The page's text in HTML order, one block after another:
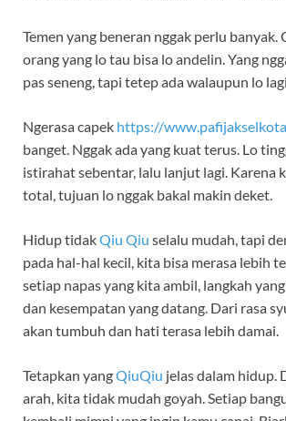
Temen yang beneran nggak perlu banyak.
orang yang lo tau bisa lo andelin. Yang
pas seneng, tapi tetep ada walaupun lo
Ngerasa capek https://
banget. Nggak ada yang kuat terus. Lo
istirahat sebentar, lalu lanjut lagi. Karena
total, tujuan lo nggak bakal makin deket.
Hidup tidakQiu Qiu selalu mudah, tapi
pada hal-hal kecil, kita bisa merasa lebih
setiap napas yang kita ambil, langkah
dan kesempatan yang datang. Dari rasa
akan tumbuh dan hati terasa lebih damai.
Tetapkan yangQiuQiu jelas dalam hidup.
arah, kita tidak mudah goyah. Setiap